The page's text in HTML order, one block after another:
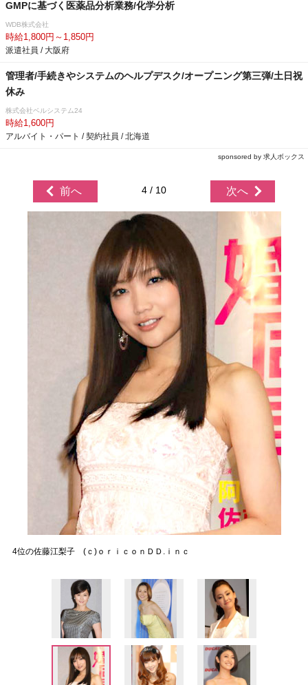
GMPに基づく医薬品分析業務/化学分析
WDB株式会社
時給1,800円～1,850円
派遣社員 / 大阪府
管理者/手続きやシステムのヘルプデスク/オープニング第三弾/土日祝
休み
株式会社ベルシステム24
時給1,600円
アルバイト・パート / 契約社員 / 北海道
sponsored by 求人ボックス
前へ 4 / 10 次へ
4位の佐藤江梨子 (ｃ)ｏｒｉｃｏｎＤＤ.ｉｎｃ